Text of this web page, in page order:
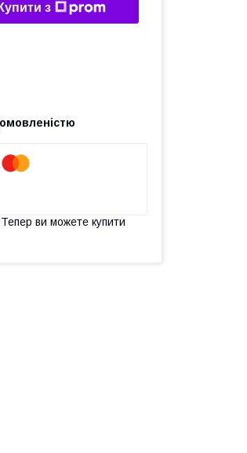
Купити з
Тепер ви можете купити